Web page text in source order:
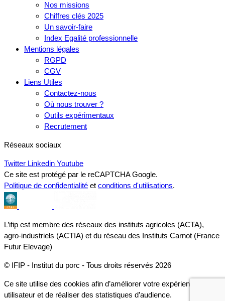
Nos missions
Chiffres clés 2025
Un savoir-faire
Index Egalité professionnelle
Mentions légales
RGPD
CGV
Liens Utiles
Contactez-nous
Où nous trouver ?
Outils expérimentaux
Recrutement
Réseaux sociaux
Twitter Linkedin Youtube
Ce site est protégé par le reCAPTCHA Google.
Politique de confidentialité et conditions d'utilisations.
L’ifip est membre des réseaux des instituts agricoles (ACTA),
agro-industriels (ACTIA) et du réseau des Instituts Carnot (France
Futur Elevage)
© IFIP - Institut du porc - Tous droits réservés 2026
Ce site utilise des cookies afin d’améliorer votre expérience
utilisateur et de réaliser des statistiques d’audience.